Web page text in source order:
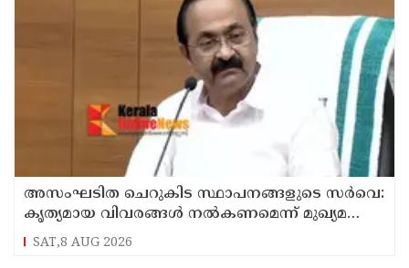
അസംഘടിത ചെറുകിട സ്ഥാപനങ്ങളുടെ സർവെ:
കൃത്യമായ വിവരങ്ങൾ നൽകണമെന്ന് മുഖ്യമന്ത്രി
വി ഡി സതീശൻ
SAT,8 AUG 2026